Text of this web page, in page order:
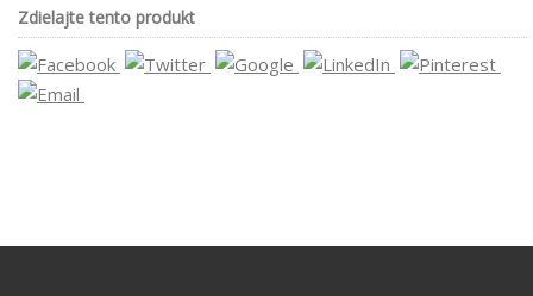
Zdielajte tento produkt